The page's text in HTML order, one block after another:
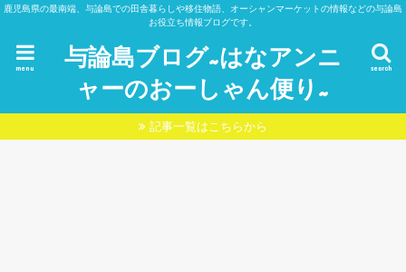
鹿児島県の最南端、与論島での田舎暮らしや移住物語、オーシャンマーケットの情報などの与論島
お役立ち情報ブログです。
与論島ブログ~はなアンニ
ャーのおーしゃん便り~
search
menu
記事一覧はこちらから